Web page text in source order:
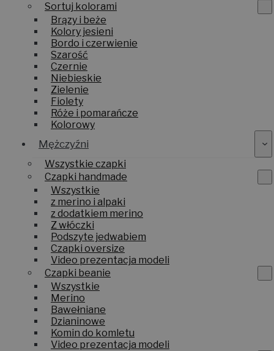
Sortuj kolorami
Brązy i beże
Kolory jesieni
Bordo i czerwienie
Szarość
Czernie
Niebieskie
Zielenie
Fiolety
Róże i pomarańcze
Kolorowy
Mężczyźni
Wszystkie czapki
Czapki handmade
Wszystkie
z merino i alpaki
z dodatkiem merino
Z włóczki
Podszyte jedwabiem
Czapki oversize
Video prezentacja modeli
Czapki beanie
Wszystkie
Merino
Bawełniane
Dzianinowe
Komin do komletu
Video prezentacja modeli